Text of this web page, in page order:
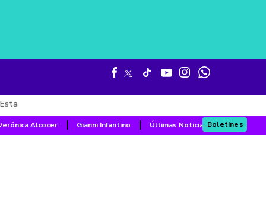
Alcocer Gianni Infantino Últimas NoticiasBoletines